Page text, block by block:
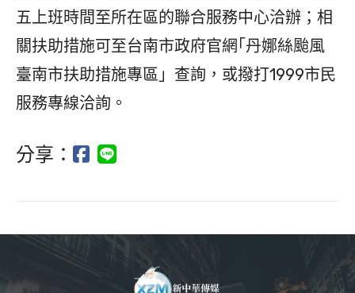
五上班時間至所在區的聯合服務中心洽辦；相
關扶助措施可至台南市政府官網｢丹娜絲颱風
臺南市扶助措施專區」查詢，或撥打1999市民
服務專線洽詢。
分享：